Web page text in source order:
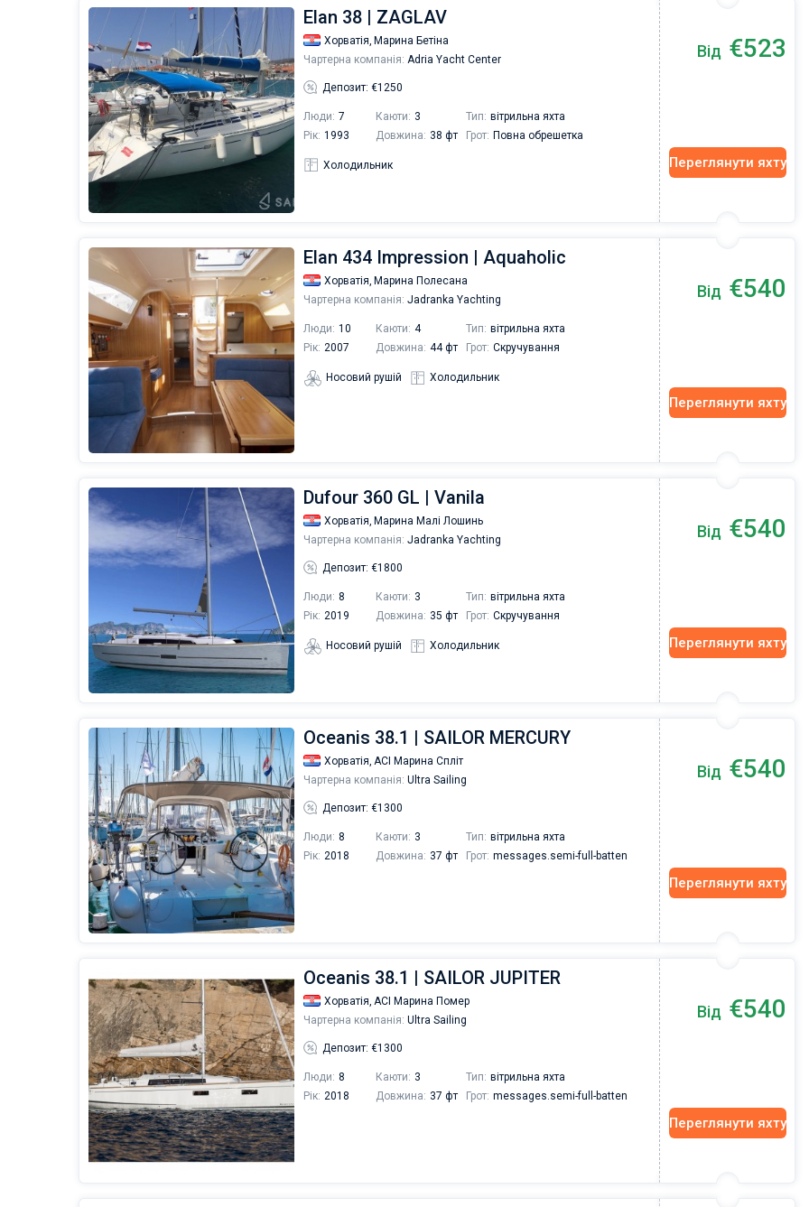
Elan 38 | ZAGLAV
Хорватія, Марина Бетіна
Чартерна компанія: Adria Yacht Center
Депозит: €1250
Люди: 7 Каюти: 3 Тип: вітрильна яхта
Рік: 1993 Довжина: 38 фт Грот: Повна обрешетка
Холодильник
Від €523
Переглянути яхту
Elan 434 Impression | Aquaholic
Хорватія, Марина Полесана
Чартерна компанія: Jadranka Yachting
Люди: 10 Каюти: 4 Тип: вітрильна яхта
Рік: 2007 Довжина: 44 фт Грот: Скручування
Носовий рушій Холодильник
Від €540
Переглянути яхту
Dufour 360 GL | Vanila
Хорватія, Марина Малі Лошинь
Чартерна компанія: Jadranka Yachting
Депозит: €1800
Люди: 8 Каюти: 3 Тип: вітрильна яхта
Рік: 2019 Довжина: 35 фт Грот: Скручування
Носовий рушій Холодильник
Від €540
Переглянути яхту
Oceanis 38.1 | SAILOR MERCURY
Хорватія, ACI Марина Спліт
Чартерна компанія: Ultra Sailing
Депозит: €1300
Люди: 8 Каюти: 3 Тип: вітрильна яхта
Рік: 2018 Довжина: 37 фт Грот: messages.semi-full-batten
Від €540
Переглянути яхту
Oceanis 38.1 | SAILOR JUPITER
Хорватія, ACI Марина Помер
Чартерна компанія: Ultra Sailing
Депозит: €1300
Люди: 8 Каюти: 3 Тип: вітрильна яхта
Рік: 2018 Довжина: 37 фт Грот: messages.semi-full-batten
Від €540
Переглянути яхту